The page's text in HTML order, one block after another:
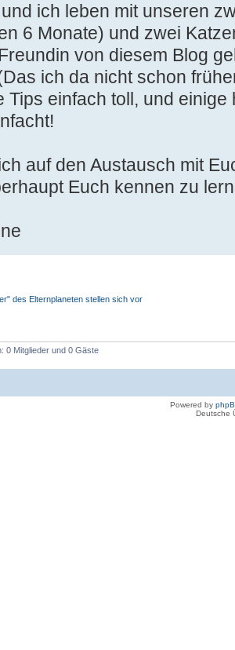
ich leben mit unseren
6 Monate) und zwei
von diesem Blog
ich da nicht schon
Tips einfach toll, und
auf den Austausch mit
Euch kennen zu
des Elternplaneten stellen sich vor
0 Mitglieder und 0 Gäste
Powered by
Deutsche